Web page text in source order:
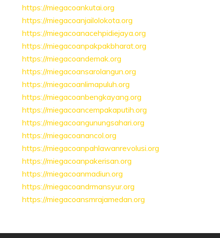
https://miegacoankutai.org
https://miegacoanjailolokota.org
https://miegacoanacehpidiejaya.org
https://miegacoanpakpakbharat.org
https://miegacoandemak.org
https://miegacoansarolangun.org
https://miegacoanlimapuluh.org
https://miegacoanbengkayang.org
https://miegacoancempakaputih.org
https://miegacoangunungsahari.org
https://miegacoanancol.org
https://miegacoanpahlawanrevolusi.org
https://miegacoanpakerisan.org
https://miegacoanmadiun.org
https://miegacoandrmansyur.org
https://miegacoansmrajamedan.org